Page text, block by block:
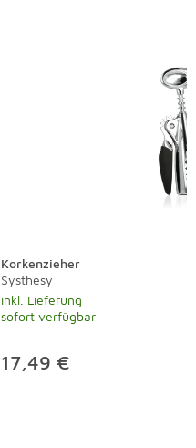
Korkenzieher
Systhesy
inkl. Lieferung
sofort verfügbar
17,49 €